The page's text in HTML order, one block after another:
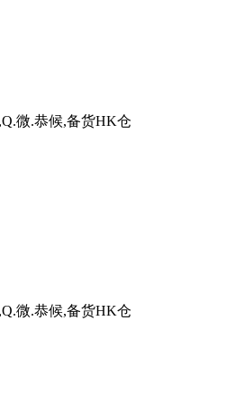
微.恭候,备货HK仓
微.恭候,备货HK仓